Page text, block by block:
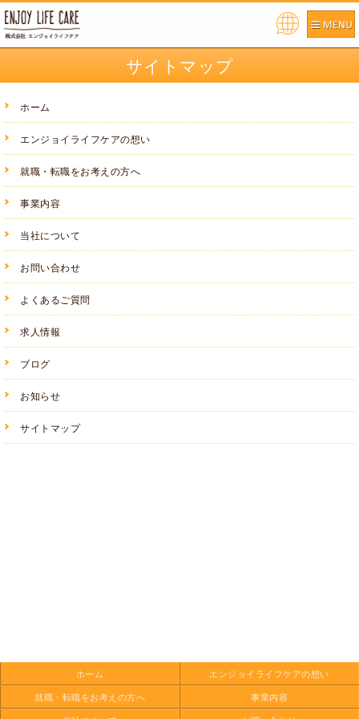
サイトマップ
ホーム
エンジョイライフケアの想い
就職・転職をお考えの方へ
事業内容
当社について
お問い合わせ
よくあるご質問
求人情報
ブログ
お知らせ
サイトマップ
ホーム エンジョイ ライフケアの想い
就職・転職をお考えの方へ
事業内容